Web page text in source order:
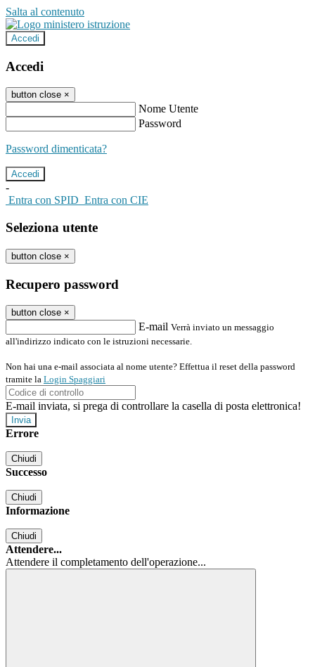
Salta al contenuto
Accedi
Accedi
button close ×
Nome Utente
Password
Password dimenticata?
-
Entra con SPID Entra con CIE
Seleziona utente
button close ×
Recupero password
button close ×
E-mail Verrà inviato un messaggio
all'indirizzo indicato con le istruzioni necessarie.
Non hai una e-mail associata al nome utente? Effettua il reset della password
tramite la Login Spaggiari
E-mail inviata, si prega di controllare la casella di posta elettronica!
Errore
Chiudi
Successo
Chiudi
Informazione
Chiudi
Attendere...
Attendere il completamento dell'operazione...